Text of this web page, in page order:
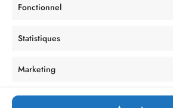
Fonctionnel
Statistiques
Marketing